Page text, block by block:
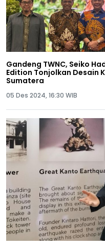
Gandeng TWNC, Seiko
Edition Tonjolkan Desain
Sumatera
05 Des 2024, 16:30 WIB